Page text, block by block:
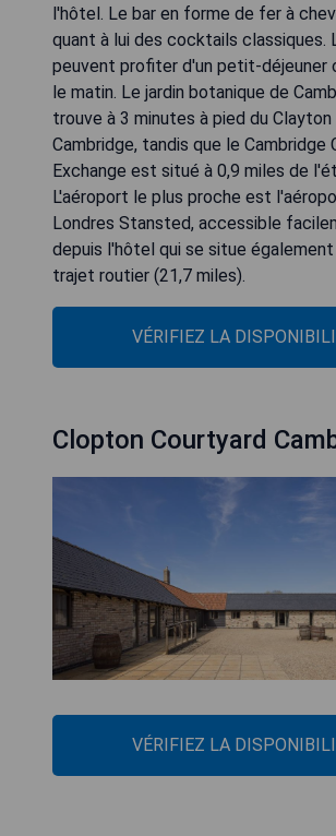
l'hôtel. Le bar en forme de fer à
quant à lui des cocktails classiques.
peuvent profiter d'un petit-déjeuner
le matin. Le jardin botanique de
trouve à 3 minutes à pied du
Cambridge, tandis que le Cambridge
Exchange est situé à 0,9 miles de
L'aéroport le plus proche est
Londres Stansted, accessible
depuis l'hôtel qui se situe également
trajet routier (21,7 miles).
VÉRIFIEZ LA
Clopton Courtyard
VÉRIFIEZ LA